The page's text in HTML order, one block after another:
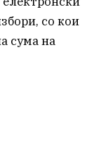
со кои
сума на